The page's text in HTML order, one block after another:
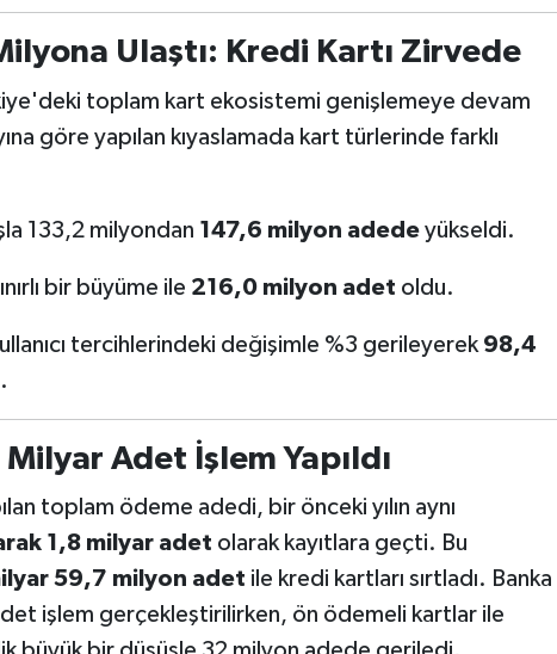
Ulaştı: Kredi Kartı Zirvede
toplam kart ekosistemi genişlemeye devam
göre yapılan kıyaslamada kart türlerinde farklı
133,2 milyondan 147,6 milyon adedeyükseldi.
bir büyüme ile 216,0 milyon adet oldu.
tercihlerindeki değişimle %3 gerileyerek 98,4
Milyar Adet İşlem Yapıldı
toplam ödeme adedi, bir önceki yılın aynı
1,8 milyar adet olarak kayıtlara geçti. Bu
59,7 milyon adet ile kredi kartları sırtladı. Banka
işlem gerçekleştirilirken, ön ödemeli kartlar ile